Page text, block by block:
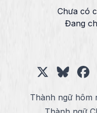
Chưa có
Đang
Thành ngữ hôm